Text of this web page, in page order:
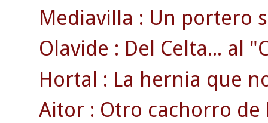
Mediavilla : Un portero
Olavide : Del Celta... al
Hortal : La hernia que
Aitor : Otro cachorro de